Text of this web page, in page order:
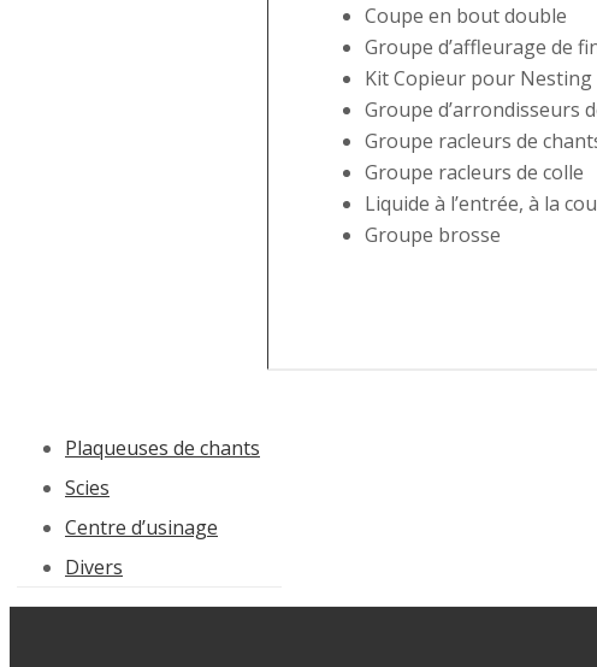
Coupe en bout double
Groupe d’affleurage de
Kit Copieur pour Nesting
Groupe d’arrondisseurs
Groupe racleurs de
Groupe racleurs de colle
Liquide à l’entrée, à la
Groupe brosse
Plaqueuses de chants
Scies
Centre d’usinage
Divers